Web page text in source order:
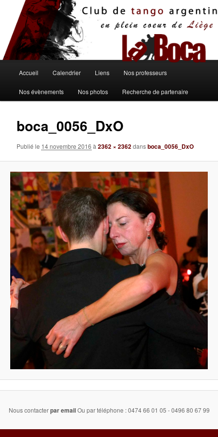
contenu
principal
principal
Accueil Calendrier Liens Nos professeurs
Nos évènements Nos photos Recherche de partenaire
boca_0056_DxO
Publié le 14 novembre 2016 à2362 × 2362dansboca_0056_DxO
Nous contacterpar emailOu par téléphone : 0474 66 01 05 - 0496 80 67 99